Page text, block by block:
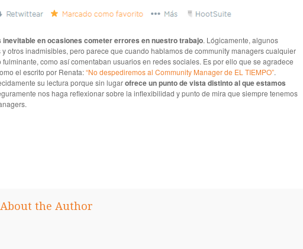
inevitable en ocasiones cometer errores en nuestro trabajo. Lógicamente, algunos
otros inadmisibles, pero parece que cuando hablamos de community managers cualquier
como así comentaban usuarios en redes sociales. Es por ello que se agradece
el escrito por Renata:“No despediremos al Community Manager de EL TIEMPO”.
su lectura porque sin lugarofrece un punto de vista distinto al que estamos
nos haga reflexionar sobre la inflexibilidad y punto de mira que siempre tenemos
About the Author